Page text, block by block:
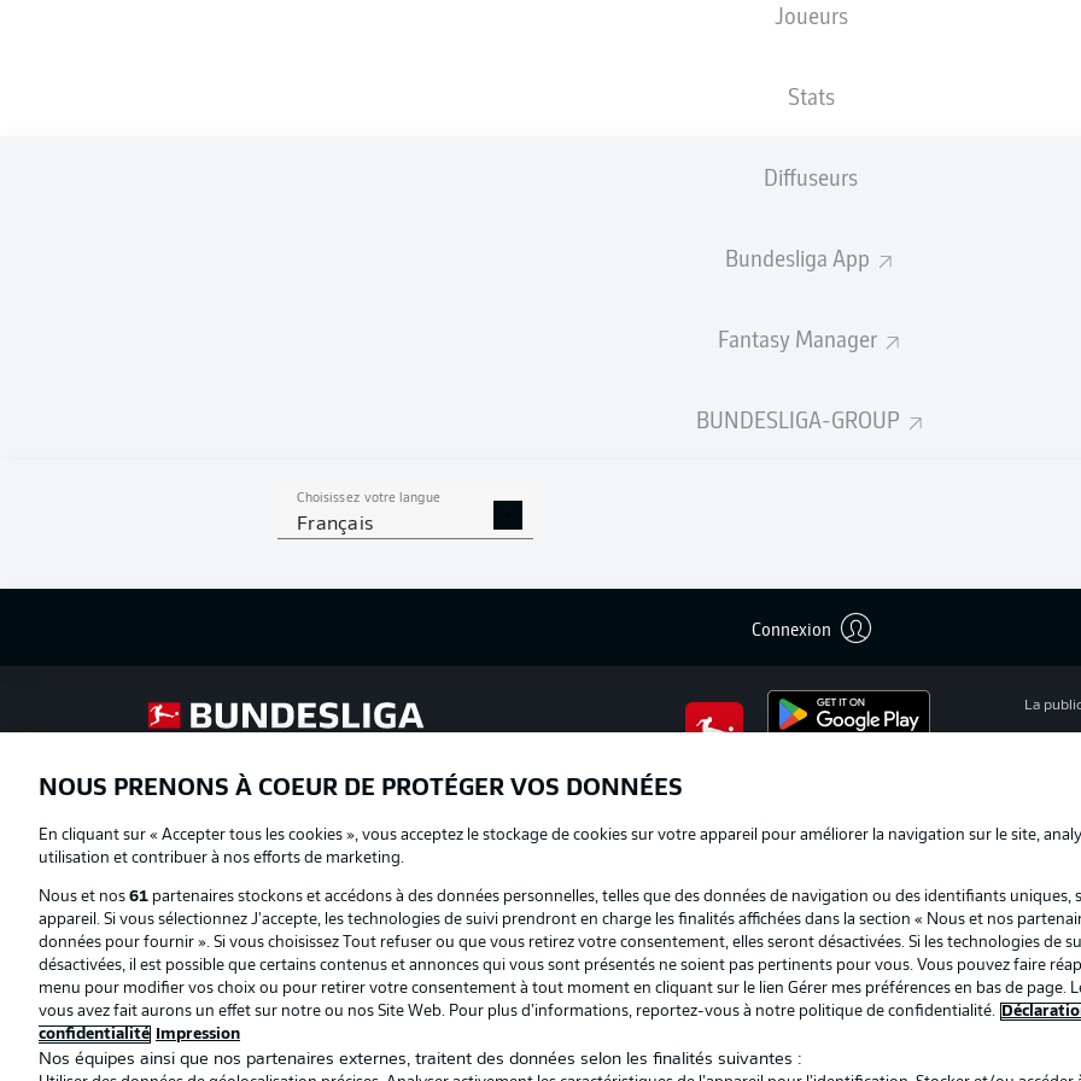
Joueurs
Stats
Diffuseurs
Bundesliga App
Fantasy Manager
BUNDESLIGA-GROUP
Choisissez votre langue
Français
Connexion
Publicité
La
NOUS PRENONS À COEUR DE PROTÉGER VOS DONNÉES
En cliquant sur « Accepter tous les cookies », vous acceptez le stockage de cookies sur votre appareil pour améliorer la navigation sur le site,
utilisation et contribuer à nos efforts de marketing.
Nous et nos 61 partenaires stockons et accédons à des données personnelles, telles que des données de navigation ou des identifiants uniques,
appareil. Si vous sélectionnez J'accepte, les technologies de suivi prendront en charge les finalités affichées dans la section « Nous et nos
données pour fournir ». Si vous choisissez Tout refuser ou que vous retirez votre consentement, elles seront désactivées. Si les technologies de
désactivées, il est possible que certains contenus et annonces qui vous sont présentés ne soient pas pertinents pour vous. Vous pouvez faire
menu pour modifier vos choix ou pour retirer votre consentement à tout moment en cliquant sur le lien Gérer mes préférences en bas de page.
vous avez fait aurons un effet sur notre ou nos Site Web. Pour plus d’informations, reportez-vous à notre politique de confidentialité.
confidentialité
Impression
Nos équipes ainsi que nos partenaires externes, traitent des données selon les finalités suivantes :